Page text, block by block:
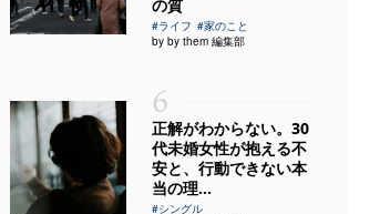
の質
#ライフ #家のこと
by by them 編集部
6
正解がわからない。30
代未婚女性が抱える不
安と、行動できない本
当の理...
#シングル